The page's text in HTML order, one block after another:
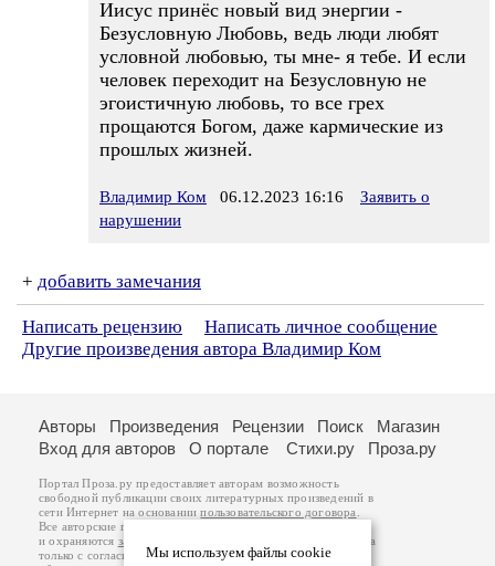
Иисус принёс новый вид энергии -
Безусловную Любовь, ведь люди любят
условной любовью, ты мне- я тебе. И если
человек переходит на Безусловную не
эгоистичную любовь, то все грех
прощаются Богом, даже кармические из
прошлых жизней.
Владимир Ком 06.12.2023 16:16
Заявить о
нарушении
+ добавить замечания
Написать рецензию
Написать личное сообщение
Другие произведения автора Владимир Ком
Мы используем файлы cookie
Авторы Произведения Рецензии Поиск
Магазин
Вход для авторов
О портале Стихи.ру Проза.ру
Портал Проза.ру предоставляет авторам возможность
свободной публикации своих литературных произведений в
сети Интернет на основаниипользовательского договора
Все авторские права на произведения принадлежат авторам
и охраняются законом
. Перепечатка произведений возможна
только с согласия его автора, к которому вы можете